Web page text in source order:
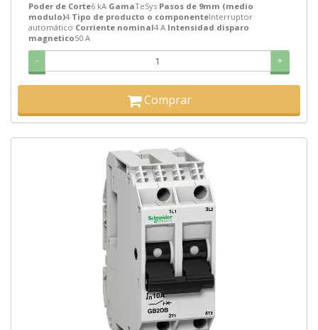
Poder de Corte6 kA GamaTeSys Pasos de 9mm (medio
modulo)4 Tipo de producto o componenteInterruptor
automático Corriente nominal4 A Intensidad disparo
magnetico50 A
- +
Comprar